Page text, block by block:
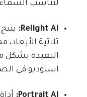
لتناسب السماء
Relight AI:
ثلاثية
البعيدة بشكل
استوديو في